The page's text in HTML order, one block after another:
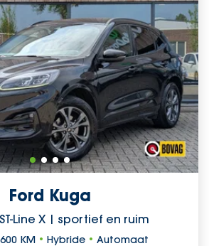
Ford Kuga
ST-Line X | sportief en ruim
KM• Hybride• Automaat